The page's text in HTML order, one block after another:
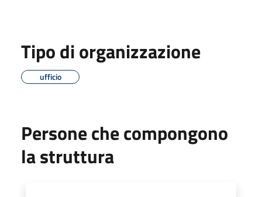
Tipo di organizzazione
ufficio
Persone che compongono
la struttura